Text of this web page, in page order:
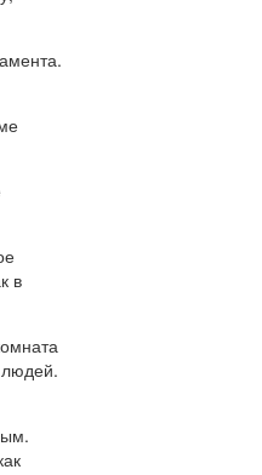
в
людей.